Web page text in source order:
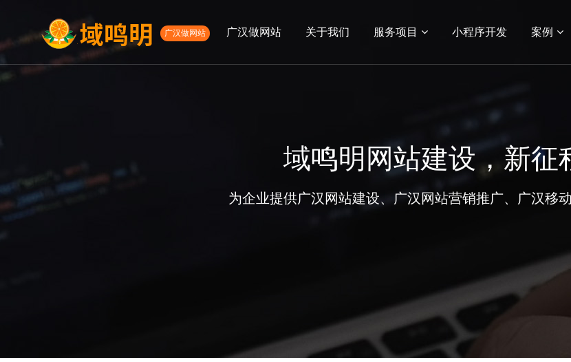
广汉做网站 广汉做网站 关于我们 服务项目
电商网站建设
小程序开发 案例
电商平台
发展历程
小程序开发
小程序开发
功能应用
案例展示
网站建设案例
小程序案例
域鸣明网站建设，新征
为企业提供广汉网站建设、广汉网站营销推广、广汉移